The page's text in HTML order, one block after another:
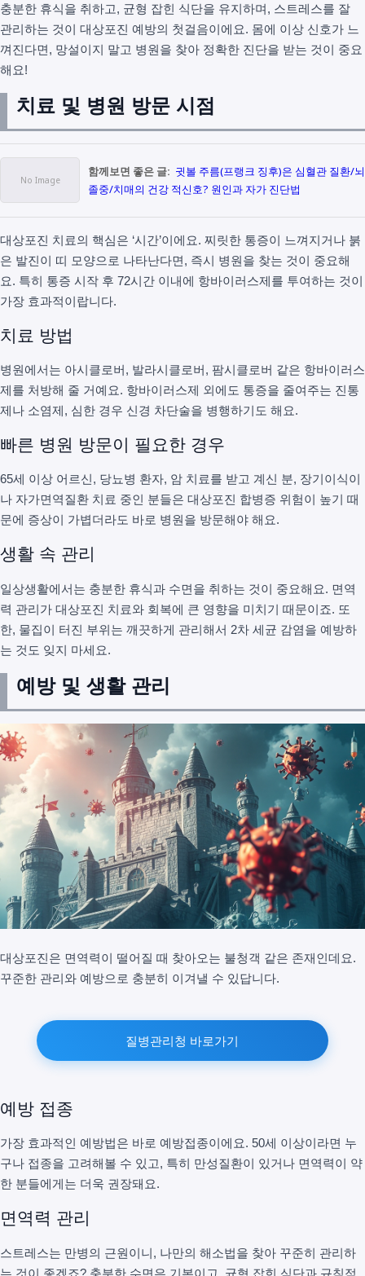
충분한 휴식을 취하고, 균형 잡힌 식단을 유지하며, 스트레스를 잘
관리하는 것이 대상포진 예방의 첫걸음이에요. 몸에 이상 신호가 느
껴진다면, 망설이지 말고 병원을 찾아 정확한 진단을 받는 것이 중요
해요!
치료 및 병원 방문 시점
함께보면 좋은 글: 귓볼 주름(프랭크 징후)은 심혈관 질환/뇌
졸중/치매의 건강 적신호? 원인과 자가 진단법
대상포진 치료의 핵심은 ‘시간’이에요. 찌릿한 통증이 느껴지거나 붉
은 발진이 띠 모양으로 나타난다면, 즉시 병원을 찾는 것이 중요해
요. 특히 통증 시작 후 72시간 이내에 항바이러스제를 투여하는 것이
가장 효과적이랍니다.
치료 방법
병원에서는 아시클로버, 발라시클로버, 팜시클로버 같은 항바이러스
제를 처방해 줄 거예요. 항바이러스제 외에도 통증을 줄여주는 진통
제나 소염제, 심한 경우 신경 차단술을 병행하기도 해요.
빠른 병원 방문이 필요한 경우
65세 이상 어르신, 당뇨병 환자, 암 치료를 받고 계신 분, 장기이식이
나 자가면역질환 치료 중인 분들은 대상포진 합병증 위험이 높기 때
문에 증상이 가볍더라도 바로 병원을 방문해야 해요.
생활 속 관리
일상생활에서는 충분한 휴식과 수면을 취하는 것이 중요해요. 면역
력 관리가 대상포진 치료와 회복에 큰 영향을 미치기 때문이죠. 또
한, 물집이 터진 부위는 깨끗하게 관리해서 2차 세균 감염을 예방하
는 것도 잊지 마세요.
예방 및 생활 관리
대상포진은 면역력이 떨어질 때 찾아오는 불청객 같은 존재인데요.
꾸준한 관리와 예방으로 충분히 이겨낼 수 있답니다.
질병관리청 바로가기
예방 접종
가장 효과적인 예방법은 바로 예방접종이에요. 50세 이상이라면 누
구나 접종을 고려해볼 수 있고, 특히 만성질환이 있거나 면역력이 약
한 분들에게는 더욱 권장돼요.
면역력 관리
스트레스는 만병의 근원이니, 나만의 해소법을 찾아 꾸준히 관리하
는 것이 좋겠죠? 충분한 수면은 기본이고, 균형 잡힌 식단과 규칙적